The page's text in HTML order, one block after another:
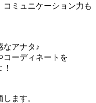
ミュニケーション力も
なアナタ♪
コーディネートを
ます。